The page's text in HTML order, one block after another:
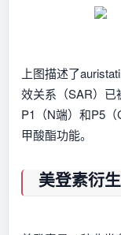
上图描述了
效关系（SAR）已
P1（N端）和P5
甲酸酯功能。
美登素衍